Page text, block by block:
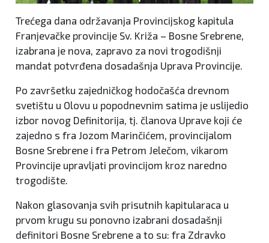
Trećega dana održavanja Provincijskog kapitula
Franjevačke provincije Sv. Križa – Bosne Srebrene,
izabrana je nova, zapravo za novi trogodišnji
mandat potvrđena dosadašnja Uprava Provincije.
Po završetku zajedničkog hodočašća drevnom
svetištu u Olovu u popodnevnim satima je uslijedio
izbor novog Definitorija, tj. članova Uprave koji će
zajedno s fra Jozom Marinčićem, provincijalom
Bosne Srebrene i fra Petrom Jelečom, vikarom
Provincije upravljati provincijom kroz naredno
trogodište.
Nakon glasovanja svih prisutnih kapitularaca u
prvom krugu su ponovno izabrani dosadašnji
definitori Bosne Srebrene a to su: fra Zdravko